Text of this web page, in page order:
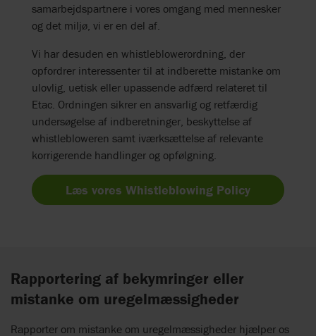
samarbejdspartnere i vores omgang med mennesker
og det miljø, vi er en del af.
Vi har desuden en whistleblowerordning, der
opfordrer interessenter til at indberette mistanke om
ulovlig, uetisk eller upassende adfærd relateret til
Etac. Ordningen sikrer en ansvarlig og retfærdig
undersøgelse af indberetninger, beskyttelse af
whistlebloweren samt iværksættelse af relevante
korrigerende handlinger og opfølgning.
Læs vores Whistleblowing Policy
Rapportering af bekymringer eller
mistanke om uregelmæssigheder
Rapporter om mistanke om uregelmæssigheder hjælper os